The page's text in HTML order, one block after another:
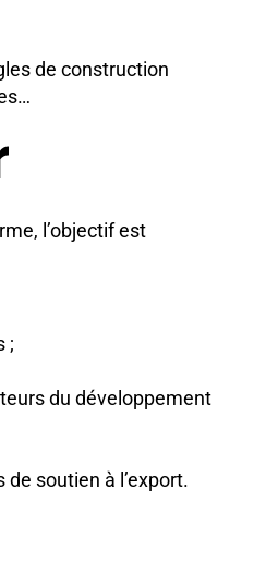
de construction
l’objectif est
;
du développement
soutien à l’export.